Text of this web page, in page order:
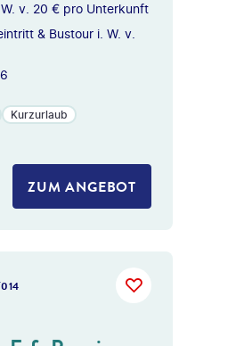
v. 20 € pro Unterkunft
& Bustour i. W. v.
Kurzurlaub
ZUM ANGEBOT